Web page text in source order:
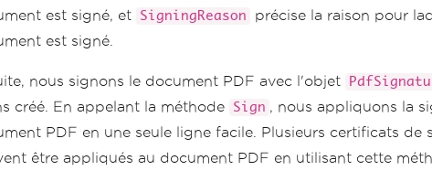
est signé, et
SigningReason
précise la raison pour
est signé.
nous signons le document PDF avec l'objet
créé. En appelant la méthode
Sign , nous appliquons la
PDF en une seule ligne facile. Plusieurs certificats de
être appliqués au document PDF en utilisant cette